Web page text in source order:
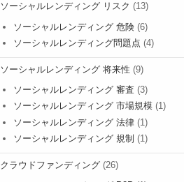
ソーシャルレンディング リスク (13)
ソーシャルレンディング 危険 (6)
ソーシャルレンディング問題点 (4)
ソーシャルレンディング 将来性 (9)
ソーシャルレンディング 審査 (3)
ソーシャルレンディング 市場規模 (1)
ソーシャルレンディング 法律 (1)
ソーシャルレンディング 規制 (1)
クラウドファンディング(26)